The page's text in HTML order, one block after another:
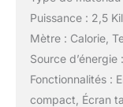
Puissance : 2,5
Mètre : Calorie,
Source
Fonctionnalités :
compact, Écran